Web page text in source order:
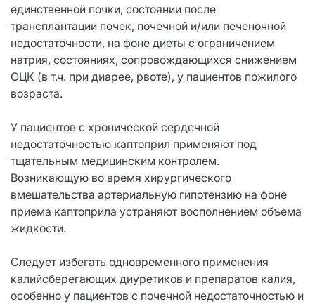
единственной почки, состоянии после
трансплантации почек, почечной и/или печеночной
недостаточности, на фоне диеты с ограничением
натрия, состояниях, сопровождающихся снижением
ОЦК (в т.ч. при диарее, рвоте), у пациентов пожилого
возраста.
У пациентов с хронической сердечной
недостаточностью каптоприл применяют под
тщательным медицинским контролем.
Возникающую во время хирургического
вмешательства артериальную гипотензию на фоне
приема каптоприла устраняют восполнением объема
жидкости.
Следует избегать одновременного применения
калийсберегающих диуретиков и препаратов калия,
особенно у пациентов с почечной недостаточностью и